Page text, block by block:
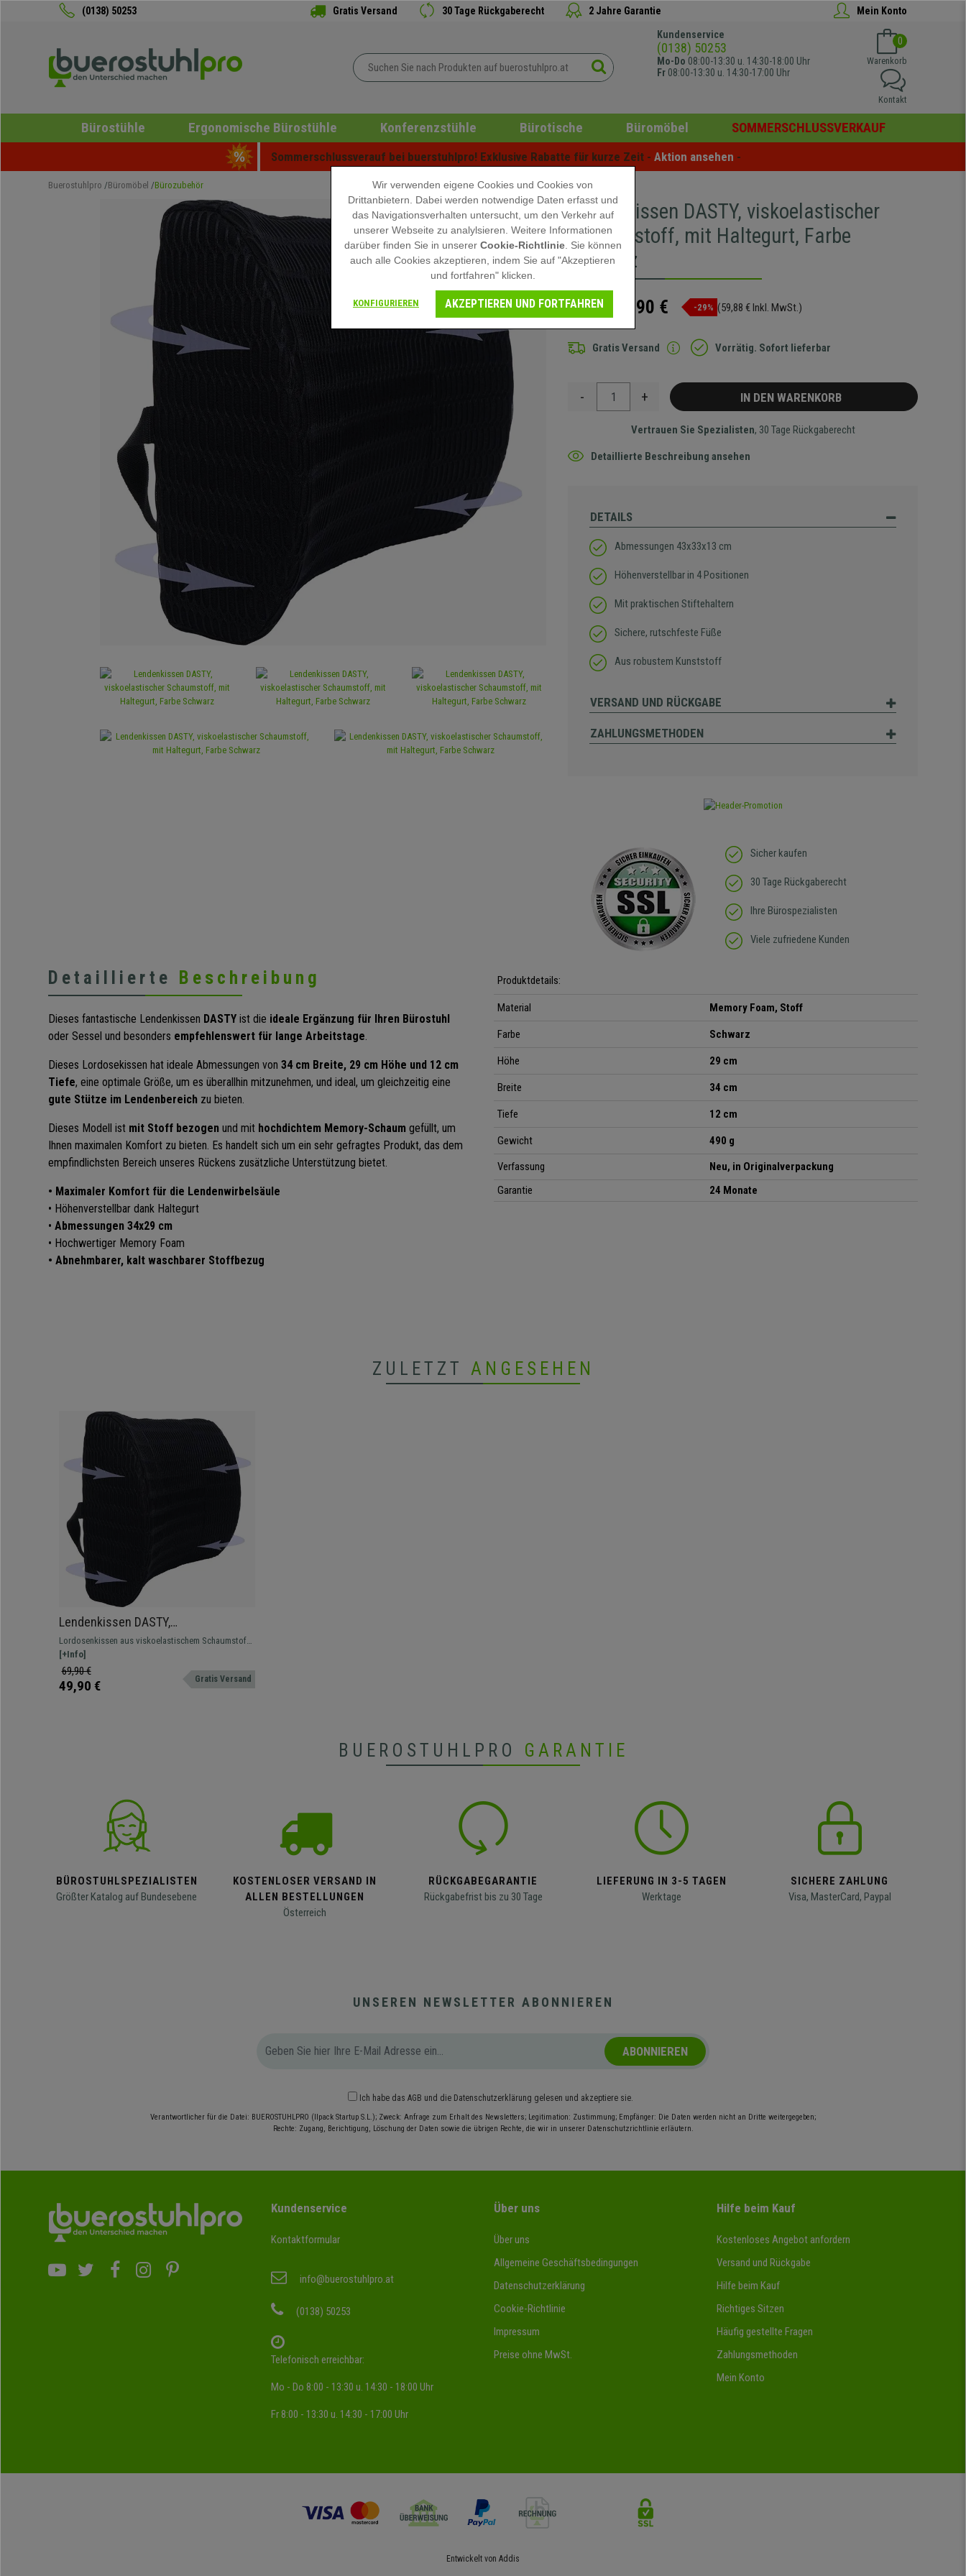
(0138) 50253 Gratis Versand 30 Tage Rückgaberecht 2 Jahre Garantie Mein Konto
Kundenservice
(0138) 50253
Mo-Do 08:00-13:30 u. 14:30-18:00 Uhr
Fr 08:00-13:30 u. 14:30-17:00 Uhr
0
Warenkorb
Kontakt
Bürostühle Ergonomische Bürostühle Konferenzstühle Bürotische Büromöbel SOMMERSCHLUSSVERKAUF
Sommerschlussverauf bei buerstuhlpro! Exklusive Rabatte für kurze Zeit - Aktion ansehen -
Buerostuhlpro Büromöbel Bürozubehör
Lendenkissen DASTY, viskoelastischer
Schaumstoff, mit Haltegurt, Farbe
Schwarz
69,90 € 49,90 € -29% (59,88 € Inkl. MwSt.)
Gratis Versand Vorrätig. Sofort lieferbar
- + IN DEN WARENKORB
Vertrauen Sie Spezialisten, 30 Tage Rückgaberecht
Detaillierte Beschreibung ansehen
DETAILS
Abmessungen 43x33x13 cm
Höhenverstellbar in 4 Positionen
Mit praktischen Stiftehaltern
Sichere, rutschfeste Füße
Aus robustem Kunststoff
VERSAND UND RÜCKGABE
ZAHLUNGSMETHODEN
Sicher kaufen
30 Tage Rückgaberecht
Ihre Bürospezialisten
Viele zufriedene Kunden
Detaillierte Beschreibung
Dieses fantastische Lendenkissen DASTY ist die ideale Ergänzung für Ihren Bürostuhl
oder Sessel und besonders empfehlenswert für lange Arbeitstage.
Dieses Lordosekissen hat ideale Abmessungen von 34 cm Breite, 29 cm Höhe und 12 cm
Tiefe, eine optimale Größe, um es überallhin mitzunehmen, und ideal, um gleichzeitig eine
gute Stütze im Lendenbereich zu bieten.
Dieses Modell ist mit Stoff bezogen und mit hochdichtem Memory-Schaum gefüllt, um
Ihnen maximalen Komfort zu bieten. Es handelt sich um ein sehr gefragtes Produkt, das dem
empfindlichsten Bereich unseres Rückens zusätzliche Unterstützung bietet.
• Maximaler Komfort für die Lendenwirbelsäule
• Höhenverstellbar dank Haltegurt
• Abmessungen 34x29 cm
• Hochwertiger Memory Foam
• Abnehmbarer, kalt waschbarer Stoffbezug
Produktdetails:
Material Memory Foam, Stoff
Farbe Schwarz
Höhe 29 cm
Breite 34 cm
Tiefe 12 cm
Gewicht
490 g
Verfassung
Neu, in Originalverpackung
Garantie
24 Monate
ZULETZT ANGESEHEN
Lendenkissen DASTY,
viskoelastischer Schaumstoff, mit
Haltegurt, Farbe Schwarz
Lordosenkissen aus viskoelastischem Schaumstoff.
Sehr bequemes Zubehör für Bürostühle oder -
sessel.
[+Info]
69,90 €
49,90 € Gratis Versand
BUEROSTUHLPRO GARANTIE
BÜROSTUHLSPEZIALISTEN
Größter Katalog auf Bundesebene
KOSTENLOSER VERSAND IN
ALLEN BESTELLUNGEN
Österreich
RÜCKGABEGARANTIE
Rückgabefrist bis zu 30 Tage
LIEFERUNG IN 3-5 TAGEN
Werktage
SICHERE ZAHLUNG
Visa, MasterCard, Paypal
UNSEREN NEWSLETTER ABONNIEREN
ABONNIEREN
Ich habe das AGB und die Datenschutzerklärung gelesen und akzeptiere sie.
Verantwortlicher für die Datei: BUEROSTUHLPRO (Ilpack Startup S.L.); Zweck: Anfrage zum Erhalt des Newsletters; Legitimation: Zustimmung; Empfänger: Die Daten werden nicht an Dritte weitergegeben;
Rechte: Zugang, Berichtigung, Löschung der Daten sowie die übrigen Rechte, die wir in unserer Datenschutzrichtlinie erläutern.
Kundenservice
Kontaktformular
info@buerostuhlpro.at
(0138) 50253
Telefonisch erreichbar:
Mo - Do 8:00 - 13:30 u. 14:30 - 18:00 Uhr
Fr 8:00 - 13:30 u. 14:30 - 17:00 Uhr
Über uns
Über uns
Allgemeine Geschäftsbedingungen
Datenschutzerklärung
Cookie-Richtlinie
Impressum
Preise ohne MwSt.
Hilfe beim Kauf
Kostenloses Angebot anfordern
Versand und Rückgabe
Hilfe beim Kauf
Richtiges Sitzen
Häufig gestellte Fragen
Zahlungsmethoden
Mein Konto
Entwickelt von Addis
Wir verwenden eigene Cookies und Cookies von
Drittanbietern. Dabei werden notwendige Daten erfasst und
das Navigationsverhalten untersucht, um den Verkehr auf
unserer Webseite zu analylsieren. Weitere Informationen
darüber finden Sie in unserer Cookie-Richtlinie. Sie können
auch alle Cookies akzeptieren, indem Sie auf "Akzeptieren
und fortfahren" klicken.
KONFIGURIEREN AKZEPTIEREN UND FORTFAHREN